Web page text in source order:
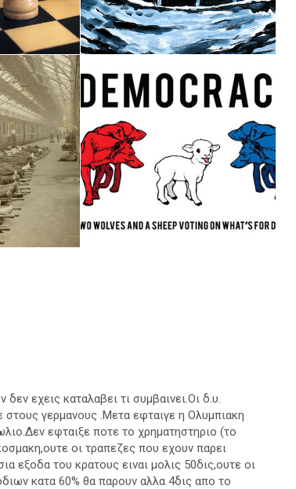
εχεις καταλαβει τι συμβαινει.Οι δ.υ.
γερμανους .Μετα εφταιγε η Ολυμπιακη
εφταιξε ποτε το χρηματηστηριο (το
οι τραπεζες που εχουν παρει
εξοδα του κρατους ειναι μολις 50δις,ουτε οι
κατα 60% θα παρουν αλλα 4δις απο το